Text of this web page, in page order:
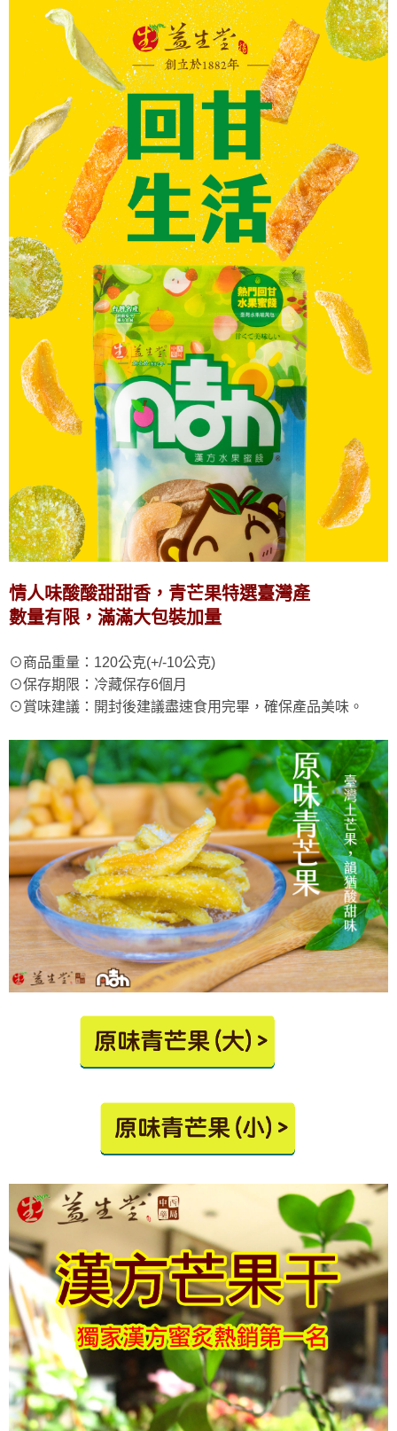
情人味酸酸甜甜香，青芒果特選臺灣產
數量有限，滿滿大包裝加量
⊙商品重量：120公克(+/-10公克)
⊙保存期限：冷藏保存6個月
⊙賞味建議：開封後建議盡速食用完畢，確保產品美味。